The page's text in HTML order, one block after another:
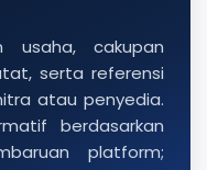
usaha, cakupan
serta referensi
atau penyedia.
berdasarkan
platform;